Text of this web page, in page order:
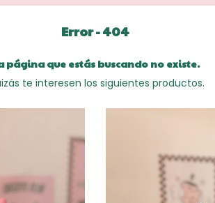
Error - 404
página que estás buscando no existe.
te interesen los siguientes productos.